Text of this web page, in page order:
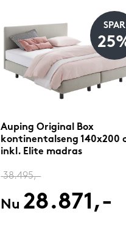
SPAR
Auping Original Box
kontinentalseng 140x200
inkl. Elite madras
38.495,-
Nu 28.871,-